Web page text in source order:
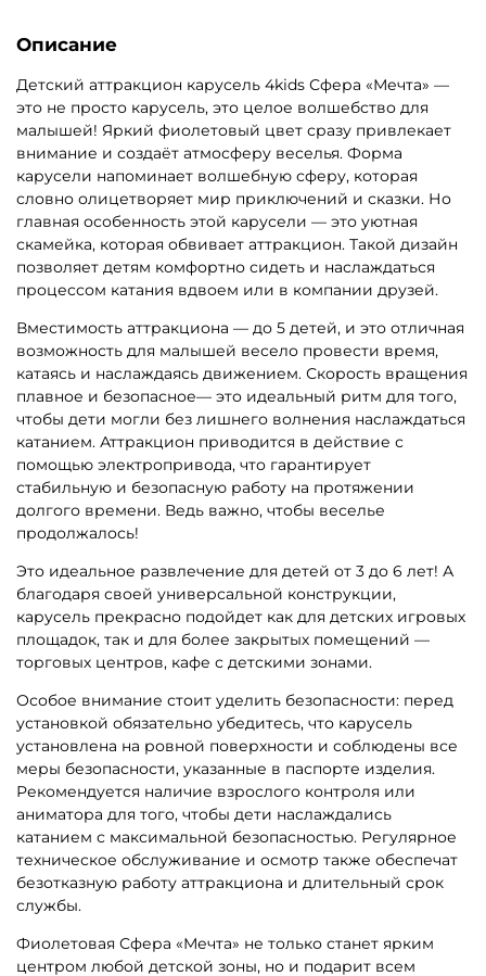
Описание
Детский аттракцион карусель 4kids Сфера «Мечта» —
это не просто карусель, это целое волшебство для
малышей! Яркий фиолетовый цвет сразу привлекает
внимание и создаёт атмосферу веселья. Форма
карусели напоминает волшебную сферу, которая
словно олицетворяет мир приключений и сказки. Но
главная особенность этой карусели — это уютная
скамейка, которая обвивает аттракцион. Такой дизайн
позволяет детям комфортно сидеть и наслаждаться
процессом катания вдвоем или в компании друзей.
Вместимость аттракциона — до 5 детей, и это отличная
возможность для малышей весело провести время,
катаясь и наслаждаясь движением. Скорость вращения
плавное и безопасное— это идеальный ритм для того,
чтобы дети могли без лишнего волнения наслаждаться
катанием. Аттракцион приводится в действие с
помощью электропривода, что гарантирует
стабильную и безопасную работу на протяжении
долгого времени. Ведь важно, чтобы веселье
продолжалось!
Это идеальное развлечение для детей от 3 до 6 лет! А
благодаря своей универсальной конструкции,
карусель прекрасно подойдет как для детских игровых
площадок, так и для более закрытых помещений —
торговых центров, кафе с детскими зонами.
Особое внимание стоит уделить безопасности: перед
установкой обязательно убедитесь, что карусель
установлена на ровной поверхности и соблюдены все
меры безопасности, указанные в паспорте изделия.
Рекомендуется наличие взрослого контроля или
аниматора для того, чтобы дети наслаждались
катанием с максимальной безопасностью. Регулярное
техническое обслуживание и осмотр также обеспечат
безотказную работу аттракциона и длительный срок
службы.
Фиолетовая Сфера «Мечта» не только станет ярким
центром любой детской зоны, но и подарит всем